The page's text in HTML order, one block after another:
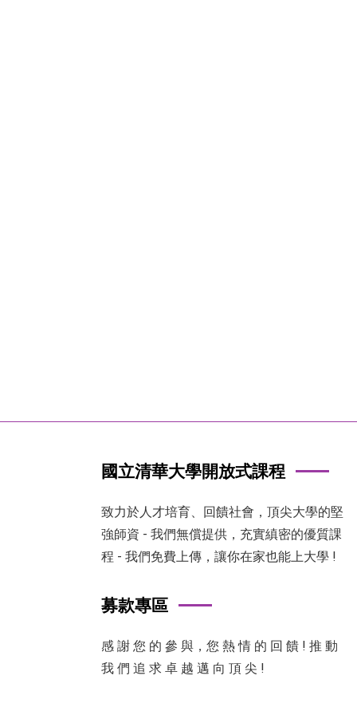
國立清華大學開放式課程
致力於人才培育、回饋社會，頂尖大學的堅
強師資 - 我們無償提供，充實縝密的優質課
程 - 我們免費上傳，讓你在家也能上大學 !
募款專區
感 謝 您 的 參 與，您 熱 情 的 回 饋 ! 推 動
我 們 追 求 卓 越 邁 向 頂 尖 !